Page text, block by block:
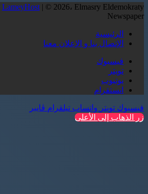
LameyHost | © 2026، Elmasry Eldemokraty
Newspaper
الرئيسية
الإتصال بنا و الإعلان معنا
فيسبوك
تويتر
يوتيوب
انستقرام
فيسبوك تويتر واتساب تيلقرام ڤايبر
زر الذهاب إلى الأعلى